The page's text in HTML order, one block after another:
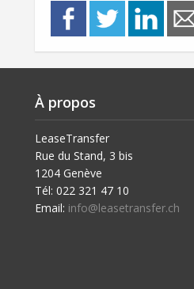
À propos
LeaseTransfer
Rue du Stand, 3 bis
1204 Genève
Tél: 022 321 47 10
Email: info@leasetransfer.ch